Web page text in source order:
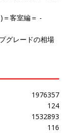
客室編＝ -
グレードの相場
1976357
124
1532893
116